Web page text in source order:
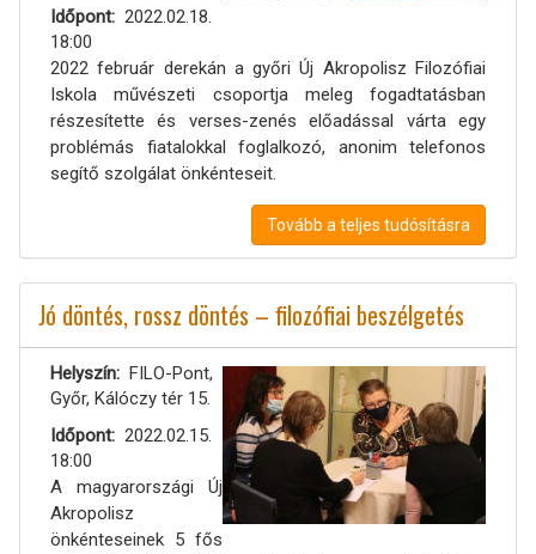
Időpont
2022.02.18.
18:00
2022 február derekán a győri Új Akropolisz Filozófiai
Iskola művészeti csoportja meleg fogadtatásban
részesítette és verses-zenés előadással várta egy
problémás fiatalokkal foglalkozó, anonim telefonos
segítő szolgálat önkénteseit.
Tovább a teljes tudósításra
Jó döntés, rossz döntés – filozófiai beszélgetés
Helyszín
FILO-Pont,
Győr, Kálóczy tér 15.
Időpont
2022.02.15.
18:00
A magyarországi Új
Akropolisz
önkénteseinek 5 fős